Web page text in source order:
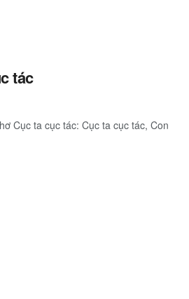
tác
Cục ta cục tác: Cục ta cục tác, Con